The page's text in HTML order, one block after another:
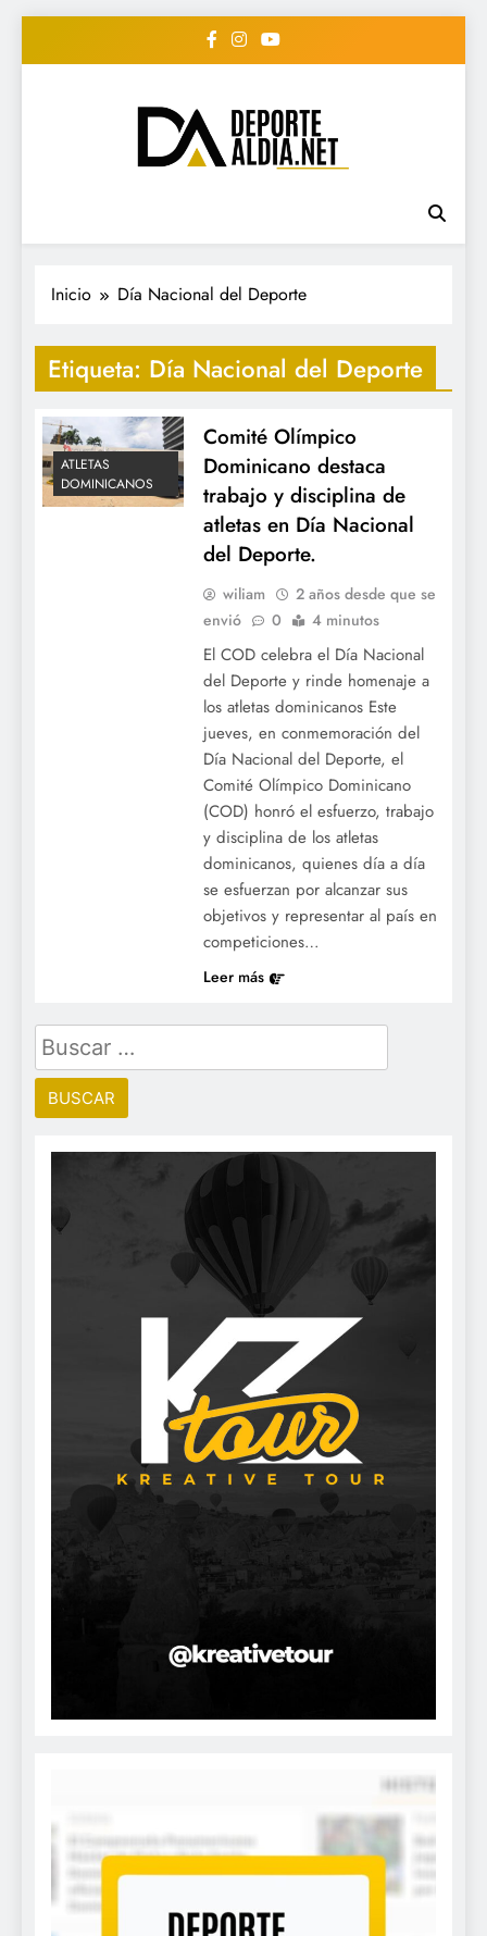
• DEPORTE AL DIA •
"Periodico Deportivo
Digital"
#deportealdiard #deportealdiaperiodico
Inicio Día Nacional del Deporte
Etiqueta: Día Nacional del Deporte
ATLETAS
DOMINICANOS
Comité Olímpico
Dominicano destaca
trabajo y disciplina de
atletas en Día Nacional
del Deporte.
wiliam
2 años desde que se
envió
0 4 minutos
El COD celebra el Día Nacional
del Deporte y rinde homenaje a
los atletas dominicanos Este
jueves, en conmemoración del
Día Nacional del Deporte, el
Comité Olímpico Dominicano
(COD) honró el esfuerzo, trabajo
y disciplina de los atletas
dominicanos, quienes día a día
se esfuerzan por alcanzar sus
objetivos y representar al país en
competiciones…
Leer más
Buscar: